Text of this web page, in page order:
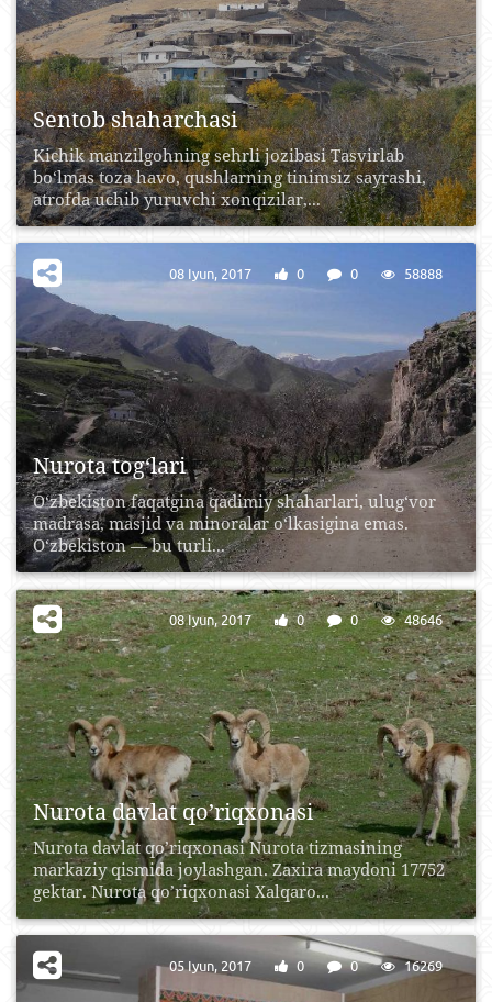
Sentob shaharchasi
Kichik manzilgohning sehrli jozibasi Tasvirlab
bo‘lmas toza havo, qushlarning tinimsiz sayrashi,
atrofda uchib yuruvchi xonqizilar,...
Nurota tog‘lari
O‘zbekiston faqatgina qadimiy shaharlari, ulug‘vor
madrasa, masjid va minoralar o‘lkasigina emas.
O‘zbekiston — bu turli...
08 Iyun, 2017 0 0 58888
Nurota davlat qo’riqxonasi
Nurota davlat qo’riqxonasi Nurota tizmasining
markaziy qismida joylashgan. Zaxira maydoni 17752
gektar. Nurota qo’riqxonasi Xalqaro...
08 Iyun, 2017 0 0 48646
05 Iyun, 2017 0 0 16269